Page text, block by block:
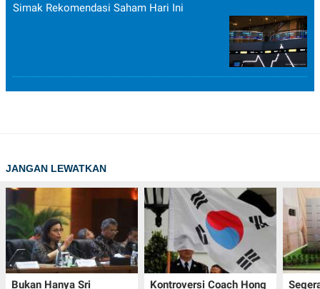
Simak Rekomendasi Saham Hari Ini
JANGAN LEWATKAN
Bukan Hanya Sri Kontroversi Coach Hong